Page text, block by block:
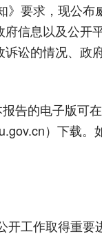
要求，现公
信息以及公开
讼的情况、政
的电子版可在
）下载
工作取得重要